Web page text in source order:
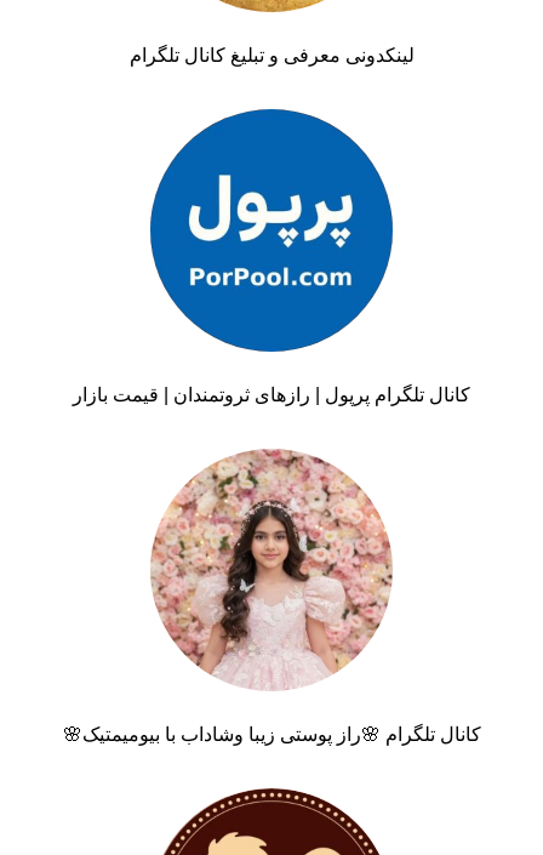
لینکدونی معرفی و تبلیغ کانال تلگرام
کانال تلگرام پرپول | رازهای ثروتمندان | قیمت بازار
کانال تلگرام 🌸راز پوستی زیبا وشاداب با بیومیمتیک🌸